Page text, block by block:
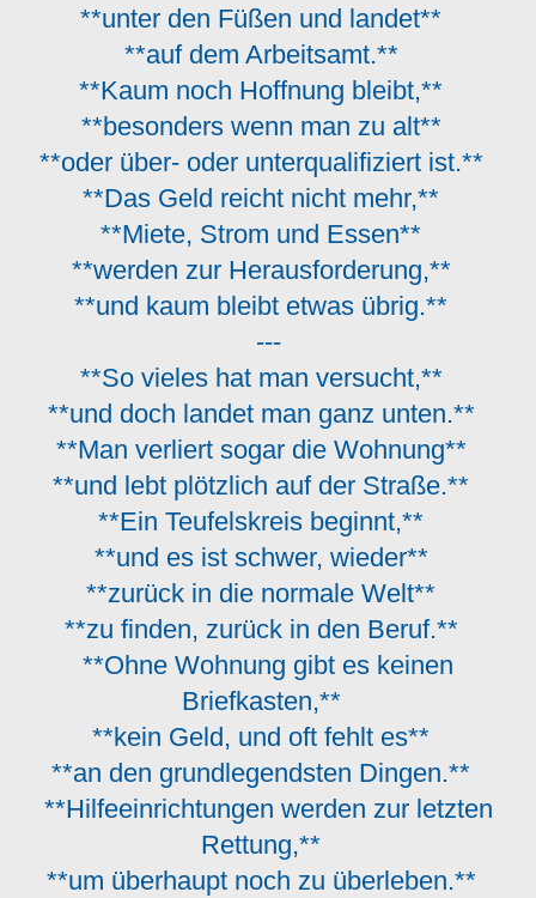
**unter den Füßen und landet**
**auf dem Arbeitsamt.**
**Kaum noch Hoffnung bleibt,**
**besonders wenn man zu alt**
**oder über- oder unterqualifiziert ist.**
**Das Geld reicht nicht mehr,**
**Miete, Strom und Essen**
**werden zur Herausforderung,**
**und kaum bleibt etwas übrig.**
---
**So vieles hat man versucht,**
**und doch landet man ganz unten.**
**Man verliert sogar die Wohnung**
**und lebt plötzlich auf der Straße.**
**Ein Teufelskreis beginnt,**
**und es ist schwer, wieder**
**zurück in die normale Welt**
**zu finden, zurück in den Beruf.**
**Ohne Wohnung gibt es keinen
Briefkasten,**
**kein Geld, und oft fehlt es**
**an den grundlegendsten Dingen.**
**Hilfeeinrichtungen werden zur letzten
Rettung,**
**um überhaupt noch zu überleben.**